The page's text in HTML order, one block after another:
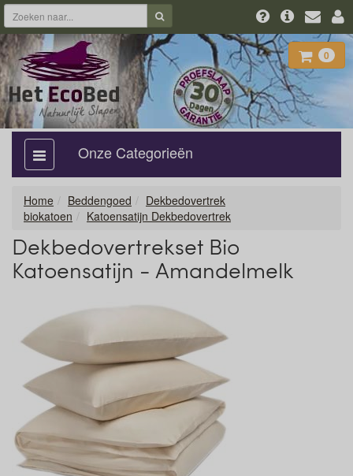
0
categorie
aan,
Onze Categorieën
Home Beddengoed
Dekbedovertrek
biokatoen
Katoensatijn Dekbedovertrek
Dekbedovertrekset Bio
Katoensatijn - Amandelmelk